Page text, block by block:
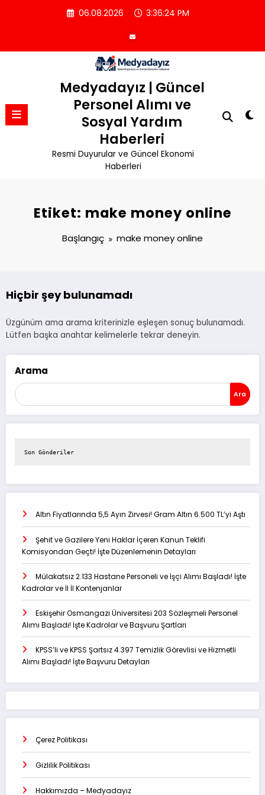
06.08.2026 3:36:24 PM
Medyadayız | Güncel
Personel Alımı ve
Sosyal Yardım
Haberleri
Resmi Duyurular ve Güncel Ekonomi
Haberleri
Etiket: make money online
Başlangıç make money online
Hiçbir şey bulunamadı
Üzgünüm ama arama kriterinizle eşleşen sonuç bulunamadı.
Lütfen başka anahtar kelimelerle tekrar deneyin.
Arama
Ara
Son Gönderiler
Altın Fiyatlarında 5,5 Ayın Zirvesi! Gram Altın 6.500 TL’yi Aştı
Şehit ve Gazilere Yeni Haklar İçeren Kanun Teklifi
Komisyondan Geçti! İşte Düzenlemenin Detayları
Mülakatsız 2.133 Hastane Personeli ve İşçi Alımı Başladı! İşte
Kadrolar ve İl İl Kontenjanlar
Eskişehir Osmangazi Üniversitesi 203 Sözleşmeli Personel
Alımı Başladı! İşte Kadrolar ve Başvuru Şartları
KPSS’li ve KPSS Şartsız 4.397 Temizlik Görevlisi ve Hizmetli
Alımı Başladı! İşte Başvuru Detayları
Çerez Politikası
Gizlilik Politikası
Hakkımızda – Medyadayız